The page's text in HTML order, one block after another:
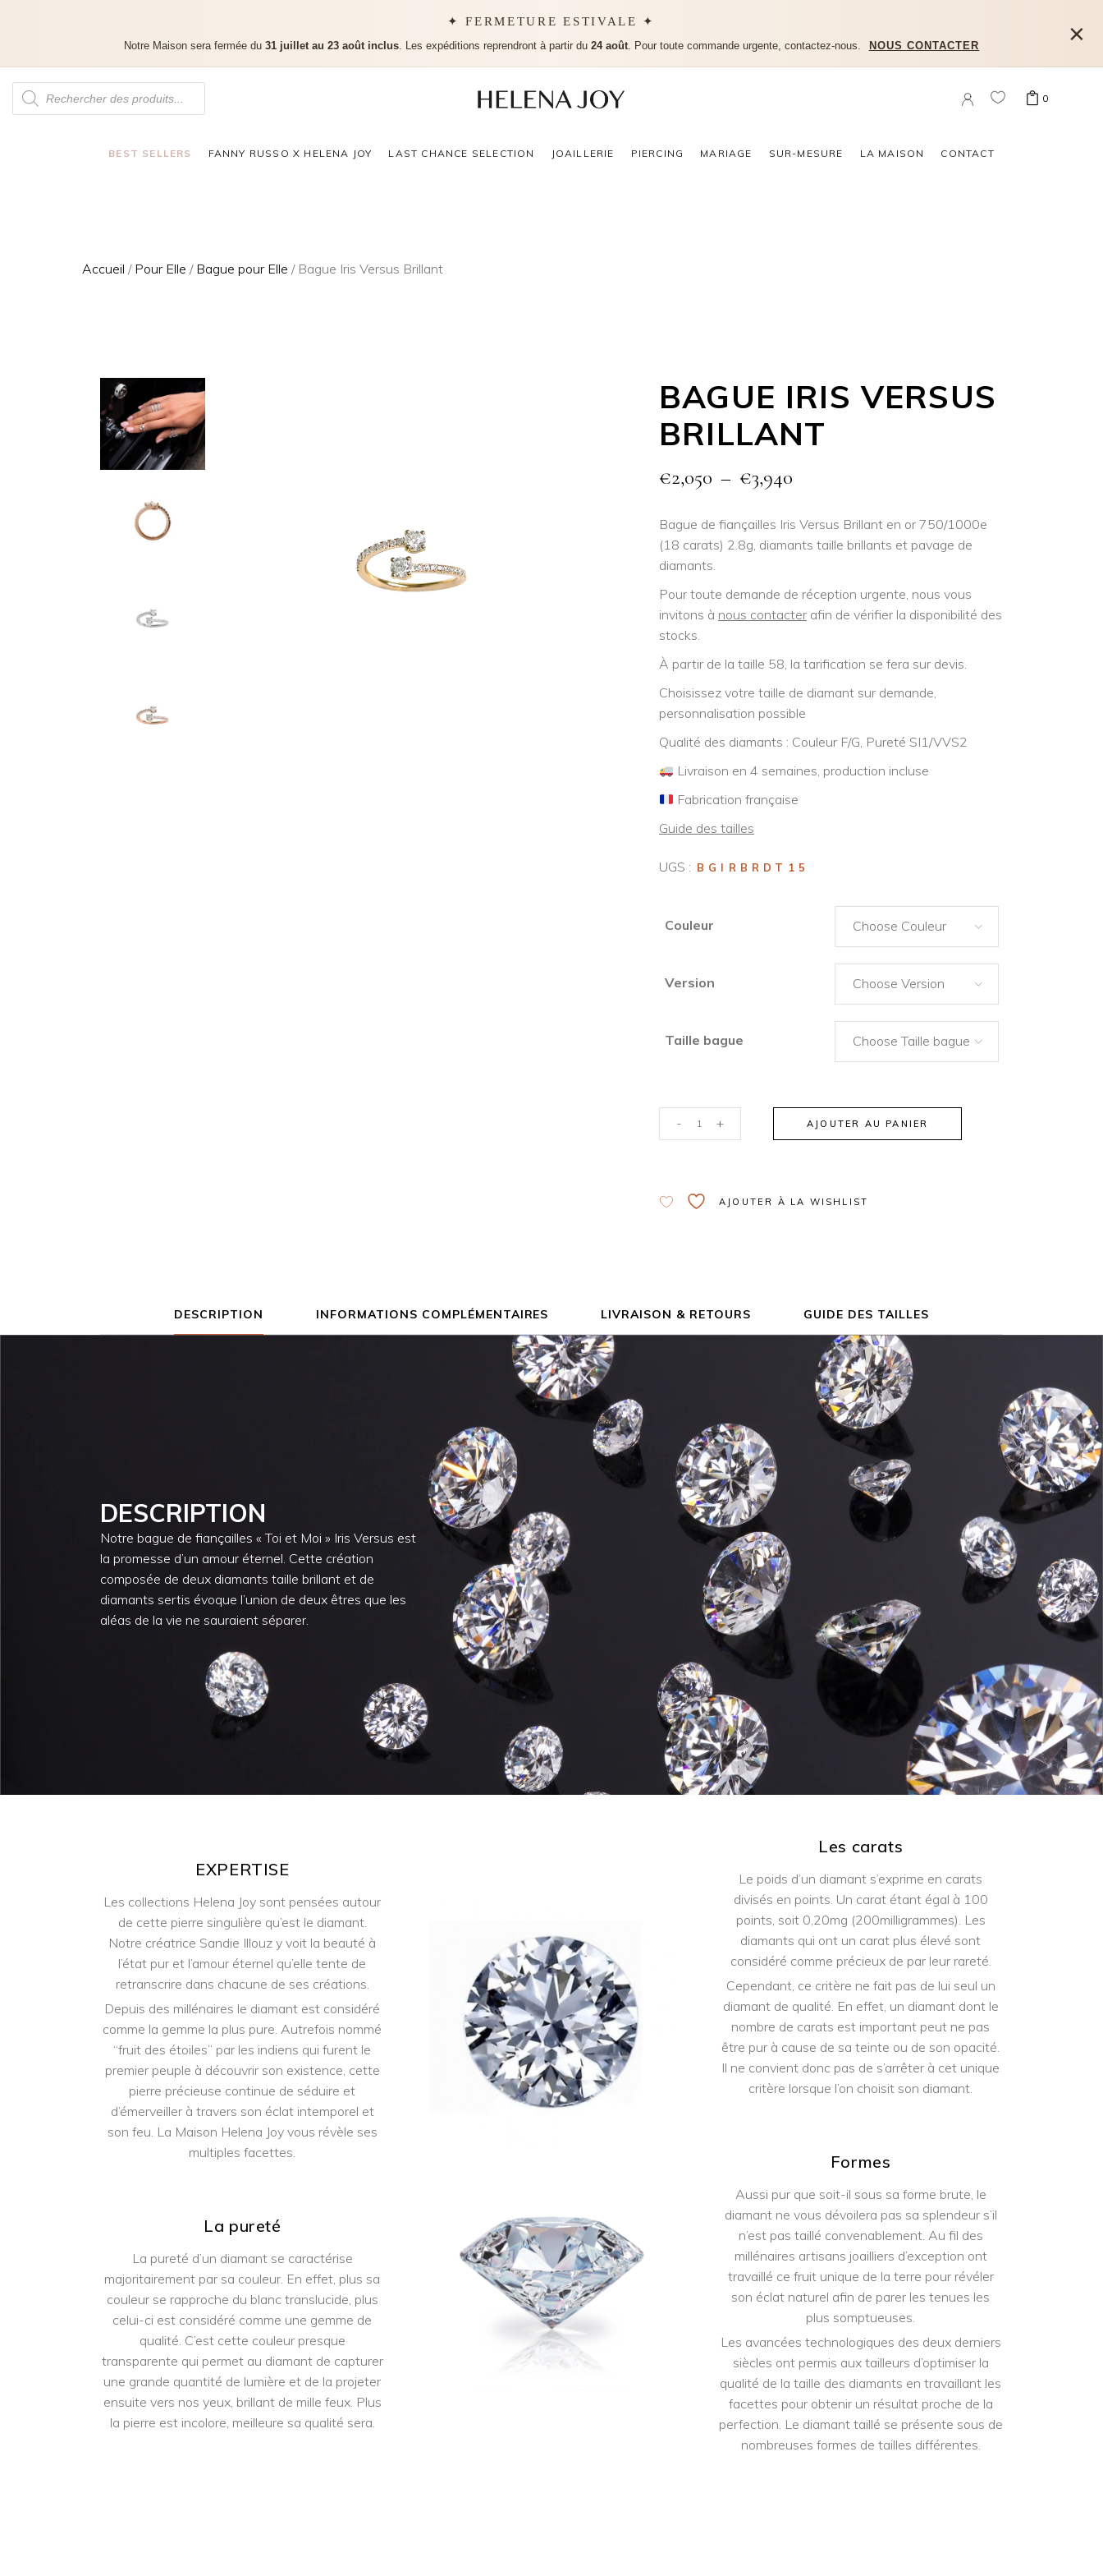
✦ FERMETURE ESTIVALE ✦
Notre Maison sera fermée du 31 juillet au 23 août inclus. Les expéditions reprendront à partir du 24 août. Pour toute commande urgente, contactez-nous. NOUS CONTACTER ×
0
BEST SELLERS FANNY RUSSO X HELENA JOY LAST CHANCE SELECTION JOAILLERIE PIERCING MARIAGE SUR-MESURE LA MAISON CONTACT
Accueil / Pour Elle / Bague pour Elle / Bague Iris Versus Brillant
BAGUE IRIS VERSUS
BRILLANT
€2,050 – €3,940
Bague de fiançailles Iris Versus Brillant en or 750/1000e
(18 carats) 2.8g, diamants taille brillants et pavage de
diamants.
Pour toute demande de réception urgente, nous vous
invitons à nous contacter afin de vérifier la disponibilité des
stocks.
À partir de la taille 58, la tarification se fera sur devis.
Choisissez votre taille de diamant sur demande,
personnalisation possible
Qualité des diamants : Couleur F/G, Pureté SI1/VVS2
Livraison en 4 semaines, production incluse
Fabrication française
Guide des tailles
UGS : BGIRBRDT15
Couleur Choose Couleur
Version Choose Version
Taille bague Choose Taille bague
- + AJOUTER AU PANIER
AJOUTER À LA WISHLIST
DESCRIPTION INFORMATIONS COMPLÉMENTAIRES LIVRAISON & RETOURS GUIDE DES TAILLES
DESCRIPTION
Notre bague de fiançailles « Toi et Moi » Iris Versus est
la promesse d’un amour éternel. Cette création
composée de deux diamants taille brillant et de
diamants sertis évoque l’union de deux êtres que les
aléas de la vie ne sauraient séparer.
EXPERTISE
Les collections Helena Joy sont pensées autour
de cette pierre singulière qu’est le diamant.
Notre créatrice Sandie Illouz y voit la beauté à
l’état pur et l’amour éternel qu’elle tente de
retranscrire dans chacune de ses créations.
Depuis des millénaires le diamant est considéré
comme la gemme la plus pure. Autrefois nommé
“fruit des étoiles” par les indiens qui furent le
premier peuple à découvrir son existence, cette
pierre précieuse continue de séduire et
d’émerveiller à travers son éclat intemporel et
son feu. La Maison Helena Joy vous révèle ses
multiples facettes.
La pureté
La pureté d’un diamant se caractérise
majoritairement par sa couleur. En effet, plus sa
couleur se rapproche du blanc translucide, plus
celui-ci est considéré comme une gemme de
qualité. C’est cette couleur presque
transparente qui permet au diamant de capturer
une grande quantité de lumière et de la projeter
ensuite vers nos yeux, brillant de mille feux. Plus
la pierre est incolore, meilleure sa qualité sera.
Les carats
Le poids d’un diamant s’exprime en carats
divisés en points. Un carat étant égal à 100
points, soit 0,20mg (200milligrammes). Les
diamants qui ont un carat plus élevé sont
considéré comme précieux de par leur rareté.
Cependant, ce critère ne fait pas de lui seul un
diamant de qualité. En effet, un diamant dont le
nombre de carats est important peut ne pas
être pur à cause de sa teinte ou de son opacité.
Il ne convient donc pas de s’arrêter à cet unique
critère lorsque l’on choisit son diamant.
Formes
Aussi pur que soit-il sous sa forme brute, le
diamant ne vous dévoilera pas sa splendeur s’il
n’est pas taillé convenablement. Au fil des
millénaires artisans joailliers d’exception ont
travaillé ce fruit unique de la terre pour révéler
son éclat naturel afin de parer les tenues les
plus somptueuses.
Les avancées technologiques des deux derniers
siècles ont permis aux tailleurs d’optimiser la
qualité de la taille des diamants en travaillant les
facettes pour obtenir un résultat proche de la
perfection. Le diamant taillé se présente sous de
nombreuses formes de tailles différentes.